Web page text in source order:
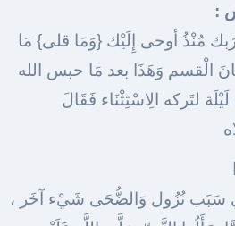
:
مُنْذُ أوحى إِلَيْك {وَمَا قلى} مَا
الْقسم وَهَذَا بعد مَا حبس الله
لتَركه الِاسْتِثْنَاء فَقَالَ
سَبَب نُزُول وَالضُّحَى شَيْء آخَر ،